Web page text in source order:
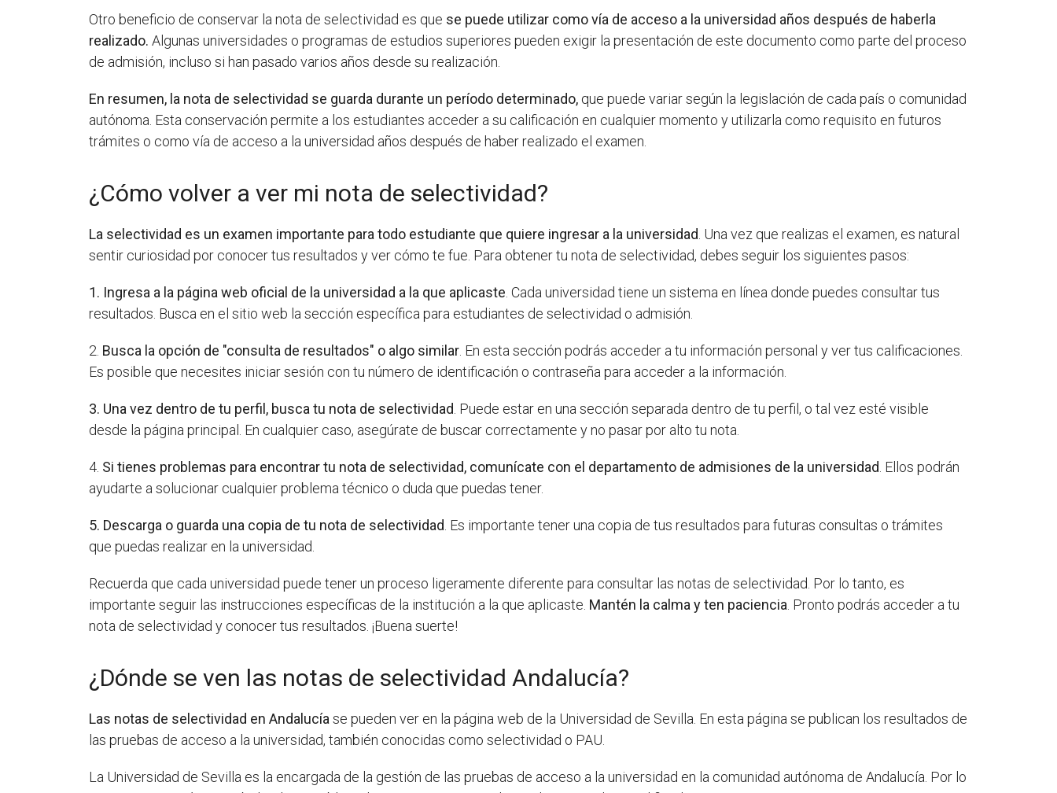
Otro beneficio de conservar la nota de selectividad es que se puede utilizar como vía de acceso a la universidad años después de haberla
realizado. Algunas universidades o programas de estudios superiores pueden exigir la presentación de este documento como parte del proceso
de admisión, incluso si han pasado varios años desde su realización.
En resumen, la nota de selectividad se guarda durante un período determinado, que puede variar según la legislación de cada país o comunidad
autónoma. Esta conservación permite a los estudiantes acceder a su calificación en cualquier momento y utilizarla como requisito en futuros
trámites o como vía de acceso a la universidad años después de haber realizado el examen.
¿Cómo volver a ver mi nota de selectividad?
La selectividad es un examen importante para todo estudiante que quiere ingresar a la universidad . Una vez que realizas el examen, es natural
sentir curiosidad por conocer tus resultados y ver cómo te fue. Para obtener tu nota de selectividad, debes seguir los siguientes pasos:
1. Ingresa a la página web oficial de la universidad a la que aplicaste . Cada universidad tiene un sistema en línea donde puedes consultar tus
resultados. Busca en el sitio web la sección específica para estudiantes de selectividad o admisión.
2. Busca la opción de "consulta de resultados" o algo similar . En esta sección podrás acceder a tu información personal y ver tus calificaciones.
Es posible que necesites iniciar sesión con tu número de identificación o contraseña para acceder a la información.
3. Una vez dentro de tu perfil, busca tu nota de selectividad . Puede estar en una sección separada dentro de tu perfil, o tal vez esté visible
desde la página principal. En cualquier caso, asegúrate de buscar correctamente y no pasar por alto tu nota.
4. Si tienes problemas para encontrar tu nota de selectividad, comunícate con el departamento de admisiones de la universidad . Ellos podrán
ayudarte a solucionar cualquier problema técnico o duda que puedas tener.
5. Descarga o guarda una copia de tu nota de selectividad . Es importante tener una copia de tus resultados para futuras consultas o trámites
que puedas realizar en la universidad.
Recuerda que cada universidad puede tener un proceso ligeramente diferente para consultar las notas de selectividad. Por lo tanto, es
importante seguir las instrucciones específicas de la institución a la que aplicaste. Mantén la calma y ten paciencia . Pronto podrás acceder a tu
nota de selectividad y conocer tus resultados. ¡Buena suerte!
¿Dónde se ven las notas de selectividad Andalucía?
Las notas de selectividad en Andalucía se pueden ver en la página web de la Universidad de Sevilla. En esta página se publican los resultados de
las pruebas de acceso a la universidad, también conocidas como selectividad o PAU.
La Universidad de Sevilla es la encargada de la gestión de las pruebas de acceso a la universidad en la comunidad autónoma de Andalucía. Por lo